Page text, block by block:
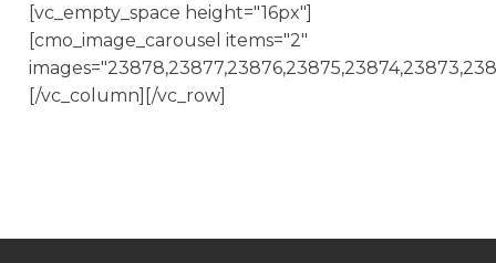
[vc_empty_space height="16px"]
[cmo_image_carousel items="2"
[/vc_column][/vc_row]